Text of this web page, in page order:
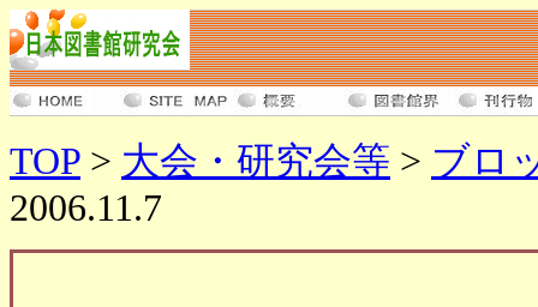
TOP > 大会・研究会等 > ブロ
2006.11.7